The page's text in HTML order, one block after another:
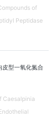
of
Peptidase
皮型一氧化氮合
Caesalpinia